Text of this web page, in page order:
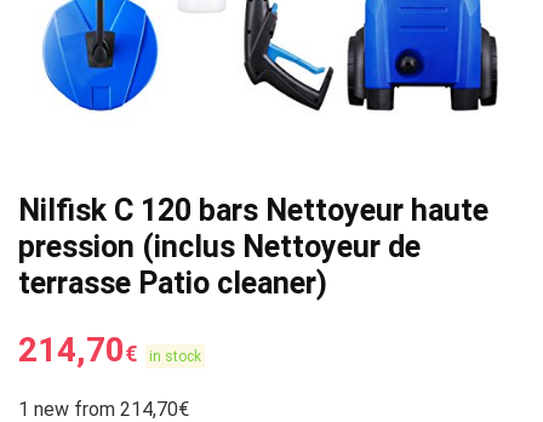
Nilfisk C 120 bars Nettoyeur haute
pression (inclus Nettoyeur de
terrasse Patio cleaner)
214,70€ in stock
1 new from 214,70€